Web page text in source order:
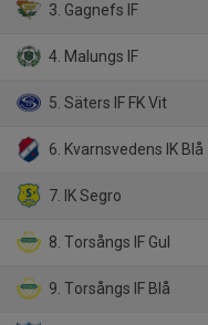
3. Gagnefs IF
4. Malungs IF
5. Säters IF FK Vit
6. Kvarnsvedens IK Blå
7. IK Segro
8. Torsångs IF Gul
9. Torsångs IF Blå